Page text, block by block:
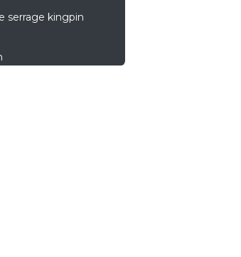
serrage kingpin